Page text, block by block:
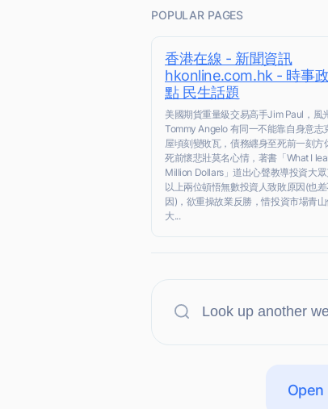
POPULAR PAGES
香港在線 - 新聞資訊
hkonline.com.hk - 時事
點 民生話題
美國期貨重量級交易高手Jim Paul，風
Tommy Angelo 有同一不能靠自身意志
屋頃刻變敗瓦，債務纒身至死前一刻方
死前懷悲壯莫名心情，著書「What I
Million Dollars」道出心聲教導投資大眾
以上兩位頓悟無數投資人致敗原因(也
因)，欲重操故業反勝，惜投資市場青
大...